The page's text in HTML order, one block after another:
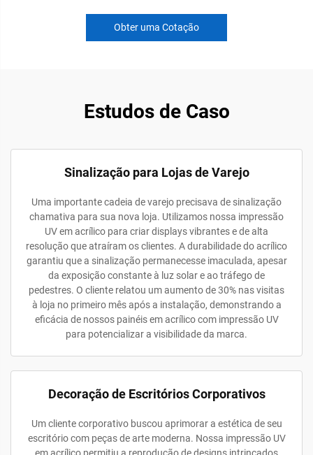
Obter uma Cotação
Estudos de Caso
Sinalização para Lojas de Varejo
Uma importante cadeia de varejo precisava de sinalização
chamativa para sua nova loja. Utilizamos nossa impressão
UV em acrílico para criar displays vibrantes e de alta
resolução que atraíram os clientes. A durabilidade do acrílico
garantiu que a sinalização permanecesse imaculada, apesar
da exposição constante à luz solar e ao tráfego de
pedestres. O cliente relatou um aumento de 30% nas visitas
à loja no primeiro mês após a instalação, demonstrando a
eficácia de nossos painéis em acrílico com impressão UV
para potencializar a visibilidade da marca.
Decoração de Escritórios Corporativos
Um cliente corporativo buscou aprimorar a estética de seu
escritório com peças de arte moderna. Nossa impressão UV
em acrílico permitiu a reprodução de designs intrincados